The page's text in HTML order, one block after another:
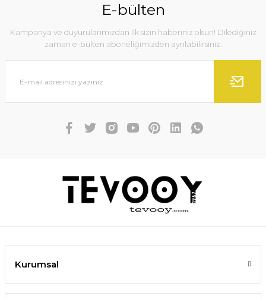
E-bülten
Kampanya ve duyurularımızdan ilk sizin haberiniz olsun! Dilediğiniz
zaman e-bülten aboneliğimizden ayrılabilirsiniz.
Kurumsal